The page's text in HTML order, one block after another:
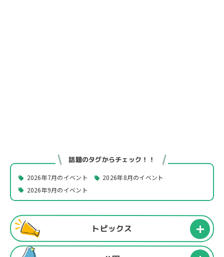
話題のタグからチェック！！
2026年7月のイベント
2026年8月のイベント
2026年9月のイベント
トピックス